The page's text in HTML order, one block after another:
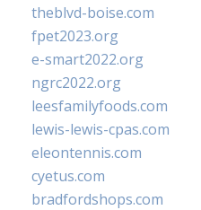
theblvd-boise.com
fpet2023.org
e-smart2022.org
ngrc2022.org
leesfamilyfoods.com
lewis-lewis-cpas.com
eleontennis.com
cyetus.com
bradfordshops.com